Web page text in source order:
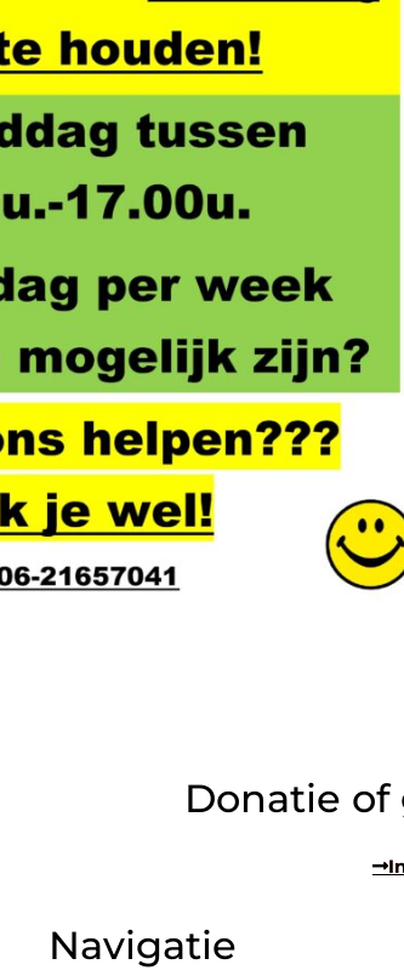
Donatie of
Navigatie